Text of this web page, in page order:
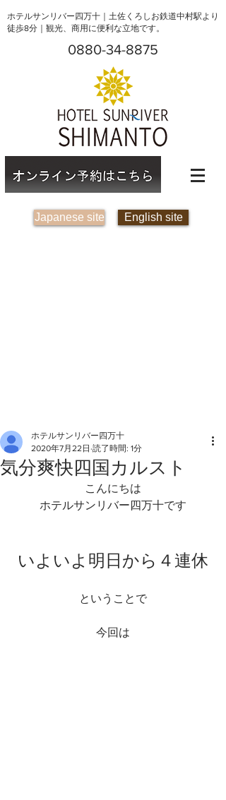
ホテルサンリバー四万十｜土佐くろしお鉄道中村駅より
徒歩8分｜観光、商用に便利な立地です。
0880-34-8875
Japanese site English site
気分爽快四国カルスト
ホテルサンリバー四万十
2020年7月22日 読了時間: 1分
こんにちは
ホテルサンリバー四万十です
いよいよ明日から４連休
ということで
今回は